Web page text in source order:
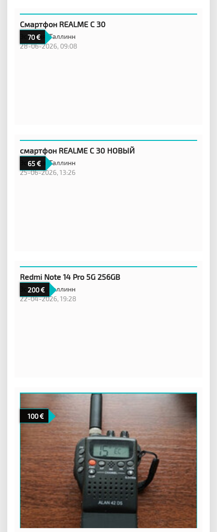
70
Смартфон REALME C 30
Эстония,Таллинн
28-06-2026, 09:08
65
смартфон REALME C 30 НОВЫЙ
Эстония,Таллинн
25-06-2026, 13:26
200
Redmi Note 14 Pro 5G 256GB
Эстония,
Таллинн
22-04-2026, 19:28
100